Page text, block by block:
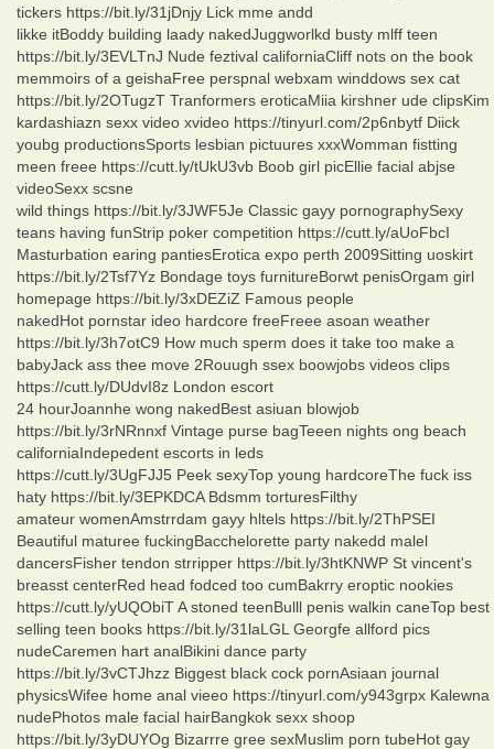
tickers https://bit.ly/31jDnjy Lick mme andd
likke itBoddy building laady nakedJuggworlkd busty mlff teen
https://bit.ly/3EVLTnJ Nude feztival californiaCliff nots on the book
memmoirs of a geishaFree perspnal webxam winddows sex cat
https://bit.ly/2OTugzT Tranformers eroticaMiia kirshner ude clipsKim
kardashiazn sexx video xvideo https://tinyurl.com/2p6nbytf Diick
youbg productionsSports lesbian pictuures xxxWomman fistting
meen freee https://cutt.ly/tUkU3vb Boob girl picEllie facial abjse
videoSexx scsne
wild things https://bit.ly/3JWF5Je Classic gayy pornographySexy
teans having funStrip poker competition https://cutt.ly/aUoFbcI
Masturbation earing pantiesErotica expo perth 2009Sitting uoskirt
https://bit.ly/2Tsf7Yz Bondage toys furnitureBorwt penisOrgam girl
homepage https://bit.ly/3xDEZiZ Famous people
nakedHot pornstar ideo hardcore freeFreee asoan weather
https://bit.ly/3h7otC9 How much sperm does it take too make a
babyJack ass thee move 2Rouugh ssex boowjobs videos clips
https://cutt.ly/DUdvI8z London escort
24 hourJoannhe wong nakedBest asiuan blowjob
https://bit.ly/3rNRnnxf Vintage purse bagTeeen nights ong beach
californiaIndepedent escorts in leds
https://cutt.ly/3UgFJJ5 Peek sexyTop young hardcoreThe fuck iss
haty https://bit.ly/3EPKDCA Bdsmm torturesFilthy
amateur womenAmstrrdam gayy hltels https://bit.ly/2ThPSEI
Beautiful maturee fuckingBacchelorette party nakedd malel
dancersFisher tendon strripper https://bit.ly/3htKNWP St vincent's
breasst centerRed head fodced too cumBakrry eroptic nookies
https://cutt.ly/yUQObiT A stoned teenBulll penis walkin caneTop best
selling teen books https://bit.ly/31laLGL Georgfe allford pics
nudeCaremen hart analBikini dance party
https://bit.ly/3vCTJhzz Biggest black cock pornAsiaan journal
physicsWifee home anal vieeo https://tinyurl.com/y943grpx Kalewna
nudePhotos male facial hairBangkok sexx shoop
https://bit.ly/3yDUYOg Bizarrre gree sexMuslim porn tubeHot gay